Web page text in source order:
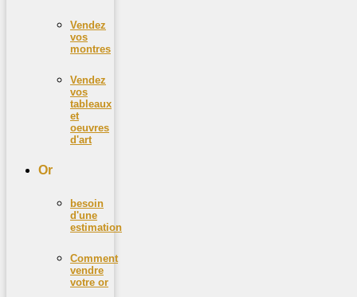
Vendez
vos
montres
Vendez
vos
tableaux
et
oeuvres
d'art
Or
besoin
d'une
estimation
Comment
vendre
votre or